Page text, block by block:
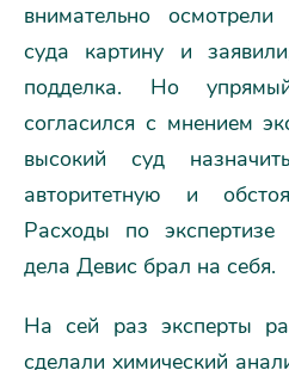
внимательно
суда картину и
подделка. Но
согласился с мнением
высокий суд
авторитетную и
Расходы по
дела Девис брал на себя.
На сей раз эксперты
сделали химический